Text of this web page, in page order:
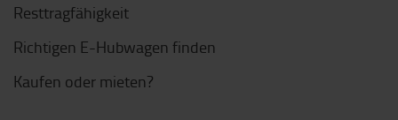
Resttragfähigkeit
Richtigen E-Hubwagen finden
Kaufen oder mieten?